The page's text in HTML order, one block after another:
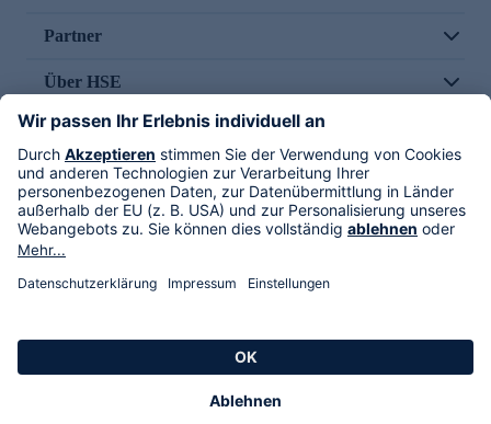
Partner
Über HSE
Im TV
HSE International